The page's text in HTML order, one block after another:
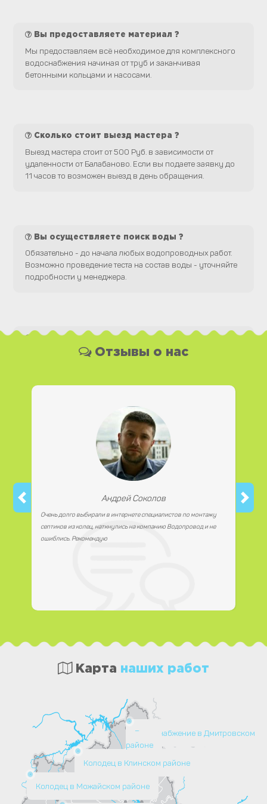
Вы предоставляете материал ?
Мы предоставляем всё необходимое для комплексного
водоснабжения начиная от труб и заканчивая
бетонными кольцами и насосами.
Сколько стоит выезд мастера ?
Выезд мастера стоит от 500 Руб. в зависимости от
удаленности от Балабаново. Если вы подаете заявку до
11 часов то возможен выезд в день обращения.
Вы осуществляете поиск воды ?
Обязательно - до начала любых водопроводных работ.
Возможно проведение теста на состав воды - уточняйте
подробности у менеджера.
Какая у Вас форма оплаты ?
Вы можете оплатить наши услуги и необходимые
работаем с юридическими лицами.
Отзывы о нас
Андрей Соколов
Очень долго выбирали в интернете специалистов по монтажу
септиков из колец, наткнулись на компанию Водопровод и не
ошиблись. Рекомендую
Карта наших работ
Колодец в Клинском районе
Колодец в Можайском районе
Водоснабжение в Дмитровском
районе